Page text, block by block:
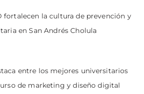
fortalecen la cultura de prevención y
en San Andrés Cholula
entre los mejores universitarios
de marketing y diseño digital